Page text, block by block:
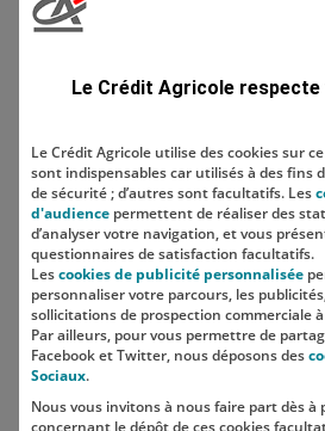
Localisation
SUIVEZ-NOUS SUR
Le Crédit Agricole
Le Crédit Agricole utilise des cookies sur
sont indispensables car utilisés à des fins
de sécurité ; d’autres sont facultatifs. Les
d'audience permettent de réaliser des
d’analyser votre navigation, et vous
questionnaires de satisfaction facultatifs.
Lescookies de publicité personnalisée
personnaliser votre parcours, les
sollicitations de prospection commerciale
Par ailleurs, pour vous permettre de
Facebook et Twitter, nous déposons des
Sociaux.
Nous vous invitons à nous faire part dès à
concernant le dépôt de ces cookies